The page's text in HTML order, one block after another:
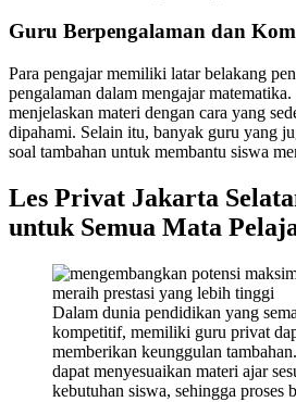
Guru Berpengalaman dan
Para pengajar memiliki latar belakang
pengalaman dalam mengajar
menjelaskan materi dengan cara yang
dipahami. Selain itu, banyak guru yang
soal tambahan untuk membantu siswa
Les Privat Jakarta
untuk Semua Mata
Dalam dunia pendidikan yang
kompetitif, memiliki guru privat
memberikan keunggulan
dapat menyesuaikan materi ajar
kebutuhan siswa, sehingga proses